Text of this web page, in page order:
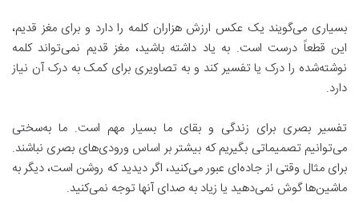
بسیاری می‌گویند یک عکس ارزش هزاران کلمه را دارد و برای مغز قدیم،
این قطعاً درست است. به یاد داشته باشید، مغز قدیم نمی‌تواند کلمه
نوشته‌شده را درک یا تفسیر کند و به تصاویری برای کمک به درک آن نیاز
دارد.
تفسیر بصری برای زندگی و بقای ما بسیار مهم است. ما به‌سختی
می‌توانیم تصمیماتی بگیریم که بیشتر بر اساس ورودی‌های بصری نباشند.
برای مثال وقتی از جاده‌ای عبور می‌کنید، اگر دیدید که روشن است، دیگر به
ماشین‌ها گوش نمی‌دهید یا زیاد به صدای آنها توجه نمی‌کنید.